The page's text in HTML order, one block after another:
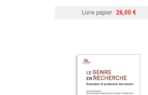
Livre papier 26,00 €